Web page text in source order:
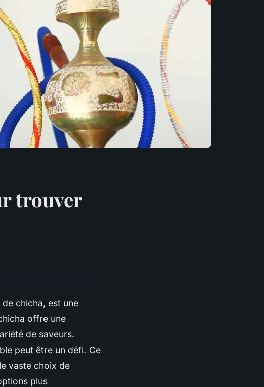
trouver
chicha, est une
offre une
de saveurs.
peut être un défi. Ce
vaste choix de
plus